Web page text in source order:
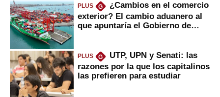
PLUS G
¿Cambios en el comercio
exterior? El cambio aduanero al
que apuntaría el Gobierno de
PLUS G
UTP, UPN y Senati: las
razones por la que los capitalinos
las prefieren para estudiar